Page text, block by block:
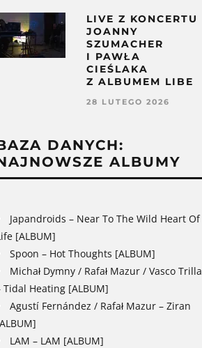
LIVE Z KONCERTU
JOANNY
SZUMACHER
I PAWŁA
CIEŚLAKA
Z ALBUMEM LIBE
28 LUTEGO 2026
DANYCH:
ALBUMY
Japandroids – Near To The Wild Heart Of
[ALBUM]
Spoon – Hot Thoughts [ALBUM]
Michał Dymny / Rafał Mazur / Vasco Trilla
Tidal Heating [ALBUM]
Agustí Fernández / Rafał Mazur – Ziran
LAM – LAM [ALBUM]